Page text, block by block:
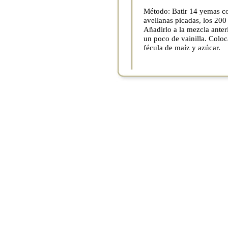
Método: Batir 14 yemas
avellanas picadas, los
Añadirlo a la mezcla
un poco de vainilla.
fécula de maíz y azúcar.